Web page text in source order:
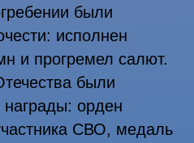
были
исполнен
и прогремел салют.
были
орден
СВО, медаль